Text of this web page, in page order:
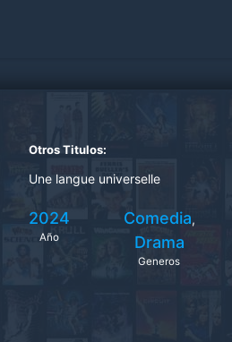
Otros Titulos:
Une langue universelle
2024
Año
Comedia,
Drama
Generos